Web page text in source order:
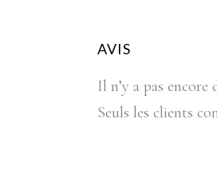
AVIS
Il n’y a pas encore
Seuls les clients